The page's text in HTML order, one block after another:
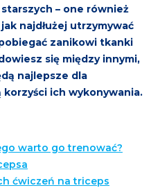
– one również
najdłużej utrzymywać
zanikowi tkanki
się między innymi,
najlepsze dla
ich wykonywania.
warto go trenować?
ćwiczeń na triceps